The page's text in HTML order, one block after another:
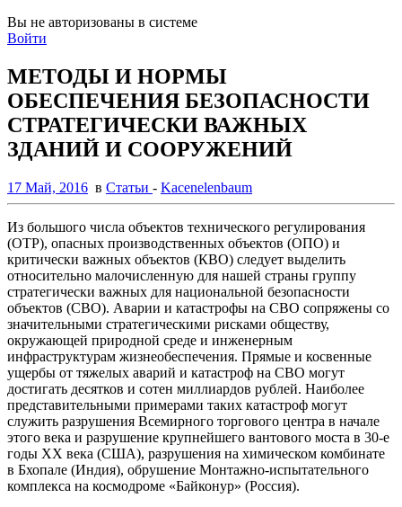
Вы не авторизованы в системе
Войти
МЕТОДЫ И НОРМЫ
ОБЕСПЕЧЕНИЯ БЕЗОПАСНОСТИ
СТРАТЕГИЧЕСКИ ВАЖНЫХ
ЗДАНИЙ И СООРУЖЕНИЙ
17 Май, 2016 в Статьи - Kacenelenbaum
Из большого числа объектов технического регулирования
(ОТР), опасных производственных объектов (ОПО) и
критически важных объектов (КВО) следует выделить
относительно малочисленную для нашей страны группу
стратегически важных для национальной безопасности
объектов (СВО). Аварии и катастрофы на СВО сопряжены со
значительными стратегическими рисками обществу,
окружающей природной среде и инженерным
инфраструктурам жизнеобеспечения. Прямые и косвенные
ущербы от тяжелых аварий и катастроф на СВО могут
достигать десятков и сотен миллиардов рублей. Наиболее
представительными примерами таких катастроф могут
служить разрушения Всемирного торгового центра в начале
этого века и разрушение крупнейшего вантового моста в 30-е
годы XX века (США), разрушения на химическом комбинате
в Бхопале (Индия), обрушение Монтажно-испытательного
комплекса на космодроме «Байконур» (Россия).